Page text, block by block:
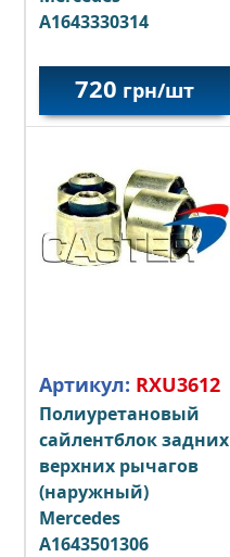
A1643330314
720 грн/шт
Артикул: RXU3612
Полиуретановый
сайлентблок задних
верхних рычагов
(наружный)
Mercedes
A1643501306